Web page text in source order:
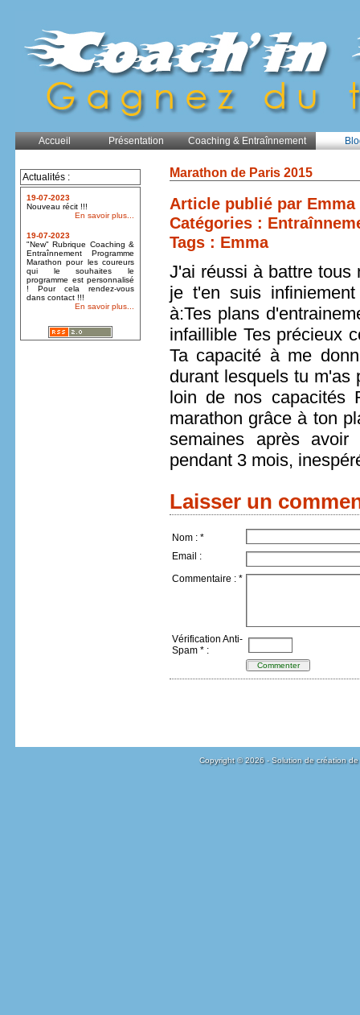
Accueil Présentation Coaching & Entraînnement
Actualités :
19-07-2023
Nouveau récit !!!
En savoir plus...
19-07-2023
"New" Rubrique Coaching &
Entraînnement Programme
Marathon pour les coureurs
qui le souhaites le
programme est personnalisé
! Pour cela rendez-vous
dans contact !!!
En savoir plus...
Marathon de Paris 2015
Article publié par Emma
Catégories :
Tags : Emma
J'ai réussi à battre tous
je t'en suis
à:Tes plans
infaillible Tes précieux
Ta capacité à me
durant lesquels tu m'as
loin de nos capacités
marathon grâce à ton
semaines après
pendant 3 mois,
Laisser un
Nom : *
Email :
Commentaire : *
Vérification Anti-
Spam * :
Copyright © 2026 - Solution de création